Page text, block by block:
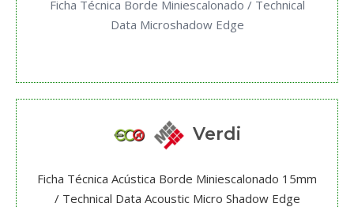
Ficha Técnica Borde Miniescalonado / Technical
Data Microshadow Edge
Verdi
Ficha Técnica Acústica Borde Miniescalonado 15mm
/ Technical Data Acoustic Micro Shadow Edge